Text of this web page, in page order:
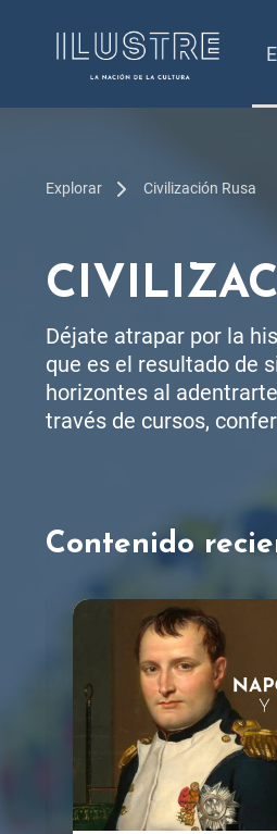
Explorar Civilización Rusa
Déjate atrapar por la
que es el resultado de
horizontes al
través de cursos,
Contenido